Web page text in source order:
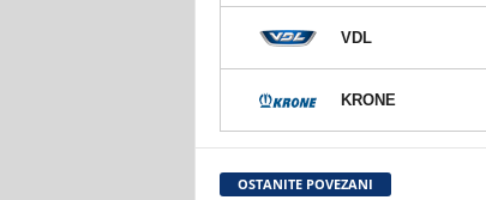
r
d
VDL
KRONE
OSTANITE POVEZANI